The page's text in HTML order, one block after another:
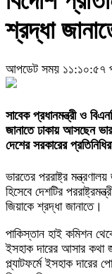
শ্রদ্ধা
আপডেট সময় ১১:১০:৫৭
সাবেক প্রধানমন্ত্রী ও
জানাতে ঢাকায় আসছেন
দেশের সরকারের
ভারতের পররাষ্ট্র
হিসেবে দেশটির
জিয়াকে শ্রদ্ধা জানাতে।
পাকিস্তান হাই কমিশন
ইসহাক দারের আসার কথা
প্ল্যাটফর্মে ইসহাক দারের